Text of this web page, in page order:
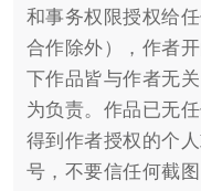
和事务权限授权给
合作除外），作者
下作品皆与作者无
为负责。作品已无
得到作者授权的个
号，不要信任何截